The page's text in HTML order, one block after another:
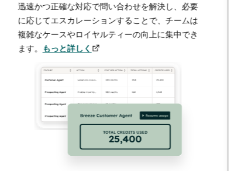
迅速かつ正確な対応で問い合わせを解決し、必要
に応じてエスカレーションすることで、チームは
複雑なケースやロイヤルティーの向上に集中でき
ます。もっと詳しく